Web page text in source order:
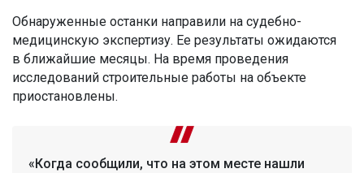
Обнаруженные останки направили на судебно-
медицинскую экспертизу. Ее результаты ожидаются
в ближайшие месяцы. На время проведения
исследований строительные работы на объекте
приостановлены.
«Когда сообщили, что на этом месте нашли